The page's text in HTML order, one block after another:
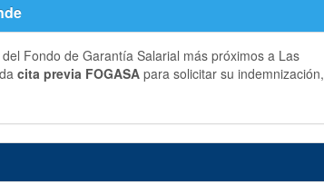
Fondo de Garantía Salarial más próximos a Las
cita previa FOGASA para solicitar su indemnización,